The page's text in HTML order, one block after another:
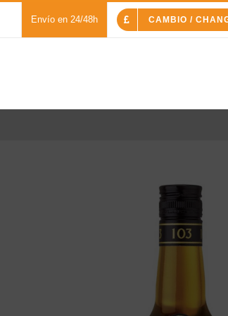
Envío en 24/48h CAMBIO /